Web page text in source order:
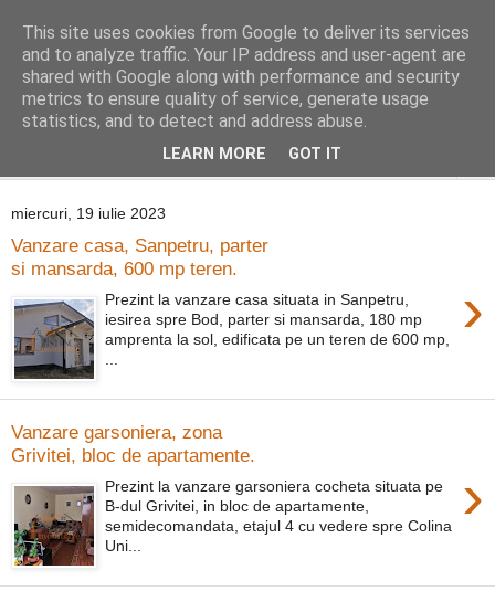
Distinct Imobiliare
Adrian Cocis 0742 129 909 ; Vasile Baciu 0768 440 185
miercuri, 19 iulie 2023
Vanzare casa, Sanpetru, parter
si mansarda, 600 mp teren.
›
Prezint la vanzare casa situata in Sanpetru,
iesirea spre Bod, parter si mansarda, 180 mp
amprenta la sol, edificata pe un teren de 600 mp,
...
Vanzare garsoniera, zona
Grivitei, bloc de apartamente.
›
Prezint la vanzare garsoniera cocheta situata pe
B-dul Grivitei, in bloc de apartamente,
semidecomandata, etajul 4 cu vedere spre Colina
Uni...
This site uses cookies from Google to deliver its services
and to analyze traffic. Your IP address and user-agent are
shared with Google along with performance and security
metrics to ensure quality of service, generate usage
statistics, and to detect and address abuse.
LEARN MORE GOT IT